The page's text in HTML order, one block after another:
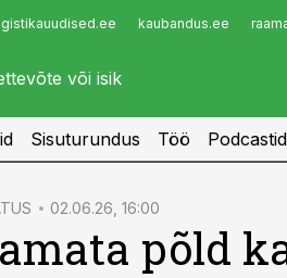
kaubandus.ee
Infopank
Sisuturundus Töö Podcastid
02.06.26, 16:00
põld